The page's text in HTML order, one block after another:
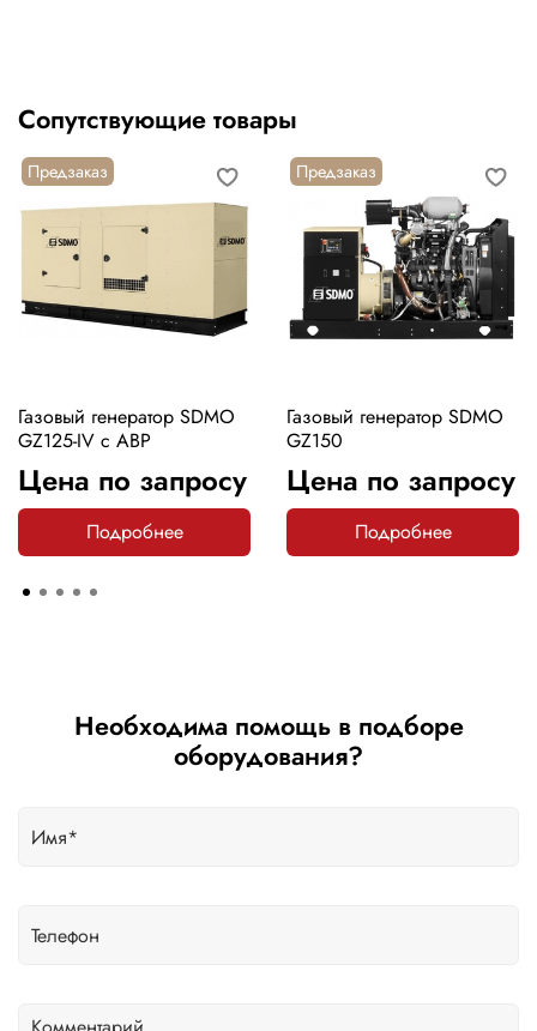
Сопутствующие товары
Предзаказ
Газовый генератор SDMO
GZ125-IV с АВР
Цена по запросу
Подробнее
Предзаказ
Газовый генератор SDMO
GZ150
Цена по запросу
Подробнее
Необходима помощь в подборе
оборудования?